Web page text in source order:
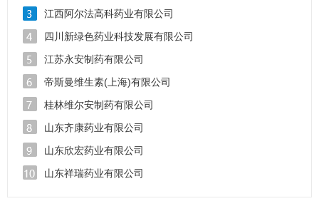
江西阿尔法高科药业有限公司
四川新绿色药业科技发展有限公司
江苏永安制药有限公司
帝斯曼维生素(上海)有限公司
桂林维尔安制药有限公司
山东齐康药业有限公司
山东欣宏药业有限公司
山东祥瑞药业有限公司